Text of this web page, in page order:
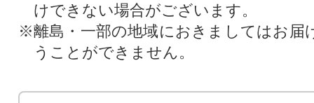
けできない場合がございます。
※離島・一部の地域におきましてはお届
うことができません。